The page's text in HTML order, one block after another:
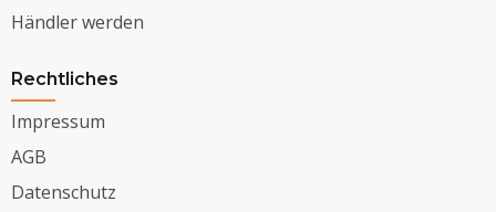
Händler werden
Rechtliches
Impressum
AGB
Datenschutz